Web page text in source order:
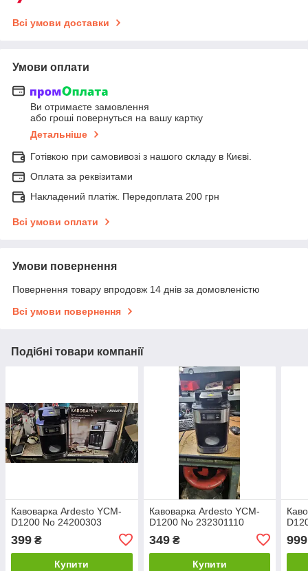
Всі умови доставки
Умови оплати
Ви отримаєте замовлення
або гроші повернуться на вашу картку
Детальніше
Готівкою при самовивозі з нашого складу в Києві.
Оплата за реквізитами
Накладений платіж. Передоплата 200 грн
Всі умови оплати
Умови повернення
Повернення товару впродовж 14 днів за домовленістю
Всі умови повернення
Подібні товари компанії
Кавоварка Ardesto YCM-
D1200 No 24200303
399 ₴
Купити
Кавоварка Ardesto YCM-
D1200 No 232301110
349₴
Купити
999